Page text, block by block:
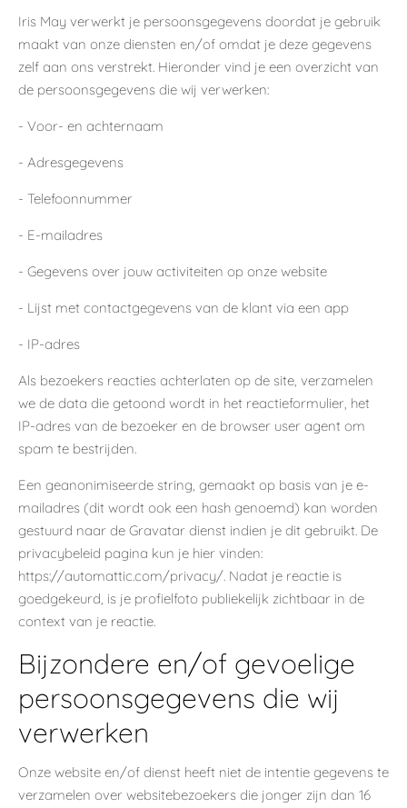
Iris May verwerkt je persoonsgegevens doordat je gebruik
maakt van onze diensten en/of omdat je deze gegevens
zelf aan ons verstrekt. Hieronder vind je een overzicht van
de persoonsgegevens die wij verwerken:
- Voor- en achternaam
- Adresgegevens
- Telefoonnummer
- E-mailadres
- Gegevens over jouw activiteiten op onze website
- Lijst met contactgegevens van de klant via een app
- IP-adres
Als bezoekers reacties achterlaten op de site, verzamelen
we de data die getoond wordt in het reactieformulier, het
IP-adres van de bezoeker en de browser user agent om
spam te bestrijden.
Een geanonimiseerde string, gemaakt op basis van je e-
mailadres (dit wordt ook een hash genoemd) kan worden
gestuurd naar de Gravatar dienst indien je dit gebruikt. De
privacybeleid pagina kun je hier vinden:
https://automattic.com/privacy/. Nadat je reactie is
goedgekeurd, is je profielfoto publiekelijk zichtbaar in de
context van je reactie.
Bijzondere en/of gevoelige
persoonsgegevens die wij
verwerken
Onze website en/of dienst heeft niet de intentie gegevens te
verzamelen over websitebezoekers die jonger zijn dan 16